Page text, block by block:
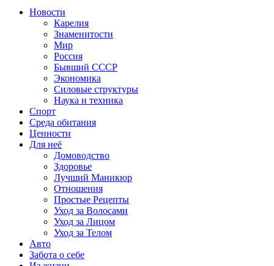
Новости
Карелия
Знаменитости
Мир
Россия
Бывший СССР
Экономика
Силовые структуры
Наука и техника
Спорт
Среда обитания
Ценности
Для неё
Домоводство
Здоровье
Лучший Маникюр
Отношения
Простые Рецепты
Уход за Волосами
Уход за Лицом
Уход за Телом
Авто
Забота о себе